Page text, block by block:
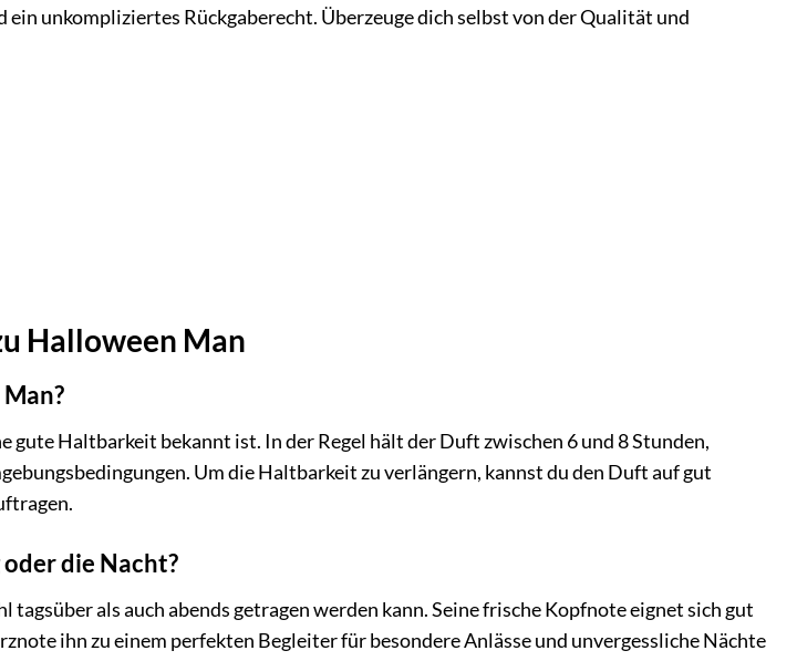
unkompliziertes Rückgaberecht. Überzeuge dich selbst von der Qualität und
Halloween Man
gute Haltbarkeit bekannt ist. In der Regel hält der Duft zwischen 6 und 8 Stunden,
Um die Haltbarkeit zu verlängern, kannst du den Duft auf gut
die Nacht?
als auch abends getragen werden kann. Seine frische Kopfnote eignet sich gut
ihn zu einem perfekten Begleiter für besondere Anlässe und unvergessliche Nächte